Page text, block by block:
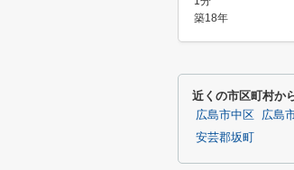
築18年
近くの市区町村か
広島市中区 広島
安芸郡坂町